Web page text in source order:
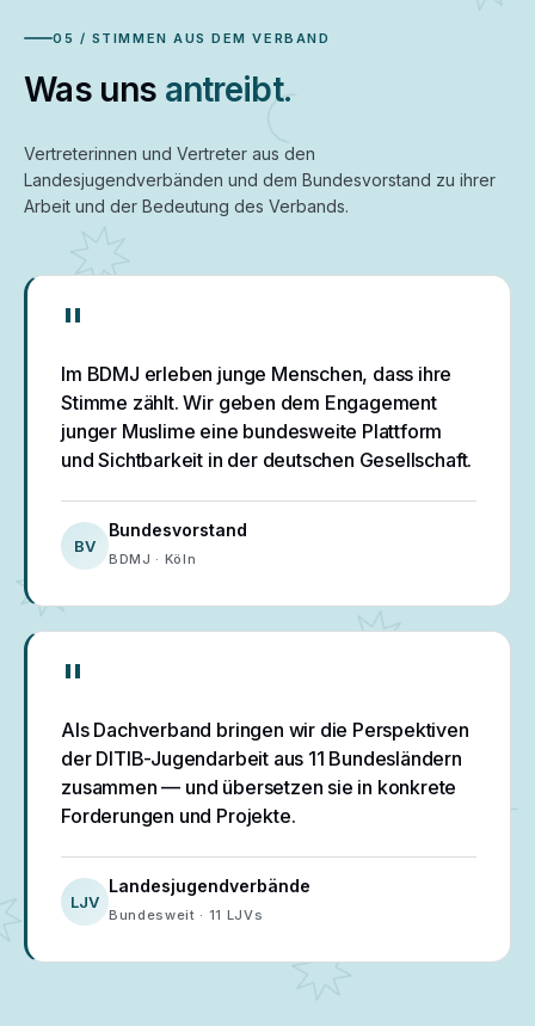
05 / STIMMEN AUS DEM VERBAND
Was uns antreibt.
Vertreterinnen und Vertreter aus den
Landesjugendverbänden und dem Bundesvorstand zu ihrer
Arbeit und der Bedeutung des Verbands.
"
Im BDMJ erleben junge Menschen, dass ihre
Stimme zählt. Wir geben dem Engagement
junger Muslime eine bundesweite Plattform
und Sichtbarkeit in der deutschen Gesellschaft.
BV
Bundesvorstand
BDMJ · Köln
"
Als Dachverband bringen wir die Perspektiven
der DITIB-Jugendarbeit aus 11 Bundesländern
zusammen — und übersetzen sie in konkrete
Forderungen und Projekte.
LJV
Landesjugendverbände
Bundesweit · 11 LJVs